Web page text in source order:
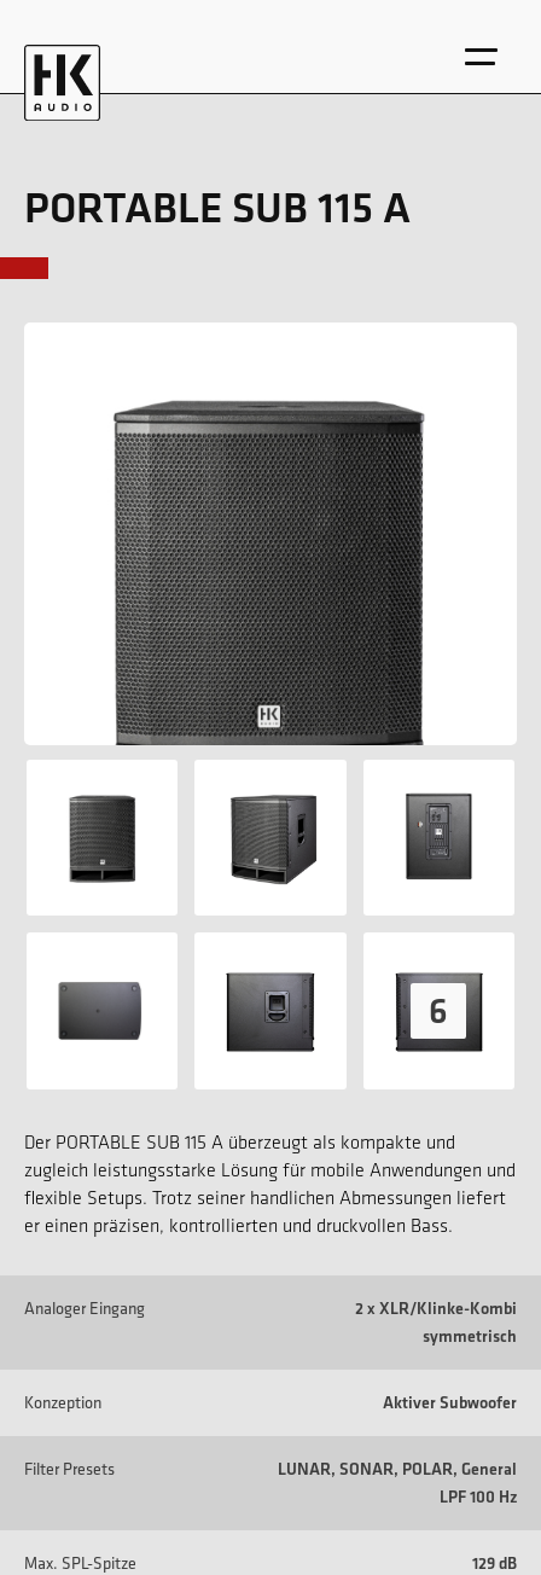
PORTABLE SUB 115 A
Der PORTABLE SUB 115 A überzeugt als kompakte und
zugleich leistungsstarke Lösung für mobile Anwendungen und
flexible Setups. Trotz seiner handlichen Abmessungen liefert
er einen präzisen, kontrollierten und druckvollen Bass.
Analoger Eingang
2 x XLR/Klinke-Kombi
symmetrisch
Konzeption Aktiver Subwoofer
Filter Presets
LUNAR, SONAR, POLAR, General
LPF 100 Hz
Max. SPL-Spitze 129 dB